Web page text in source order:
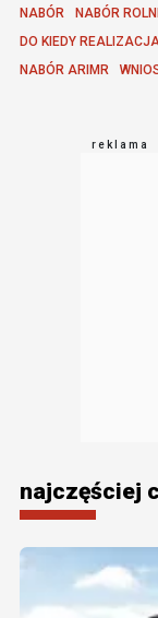
NABÓR NABÓR
DO KIEDY
NABÓR ARIMR
najczęściej